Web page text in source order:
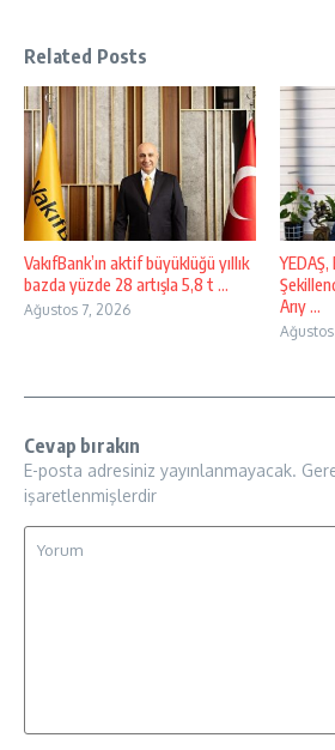
Related Posts
VakıfBank’ın aktif büyüklüğü yıllık
bazda yüzde 28 artışla 5,8 t ...
Ağustos 7, 2026
Arıy ...
Cevap bırakın
E-posta adresiniz yayınlanmayacak.
işaretlenmişlerdir